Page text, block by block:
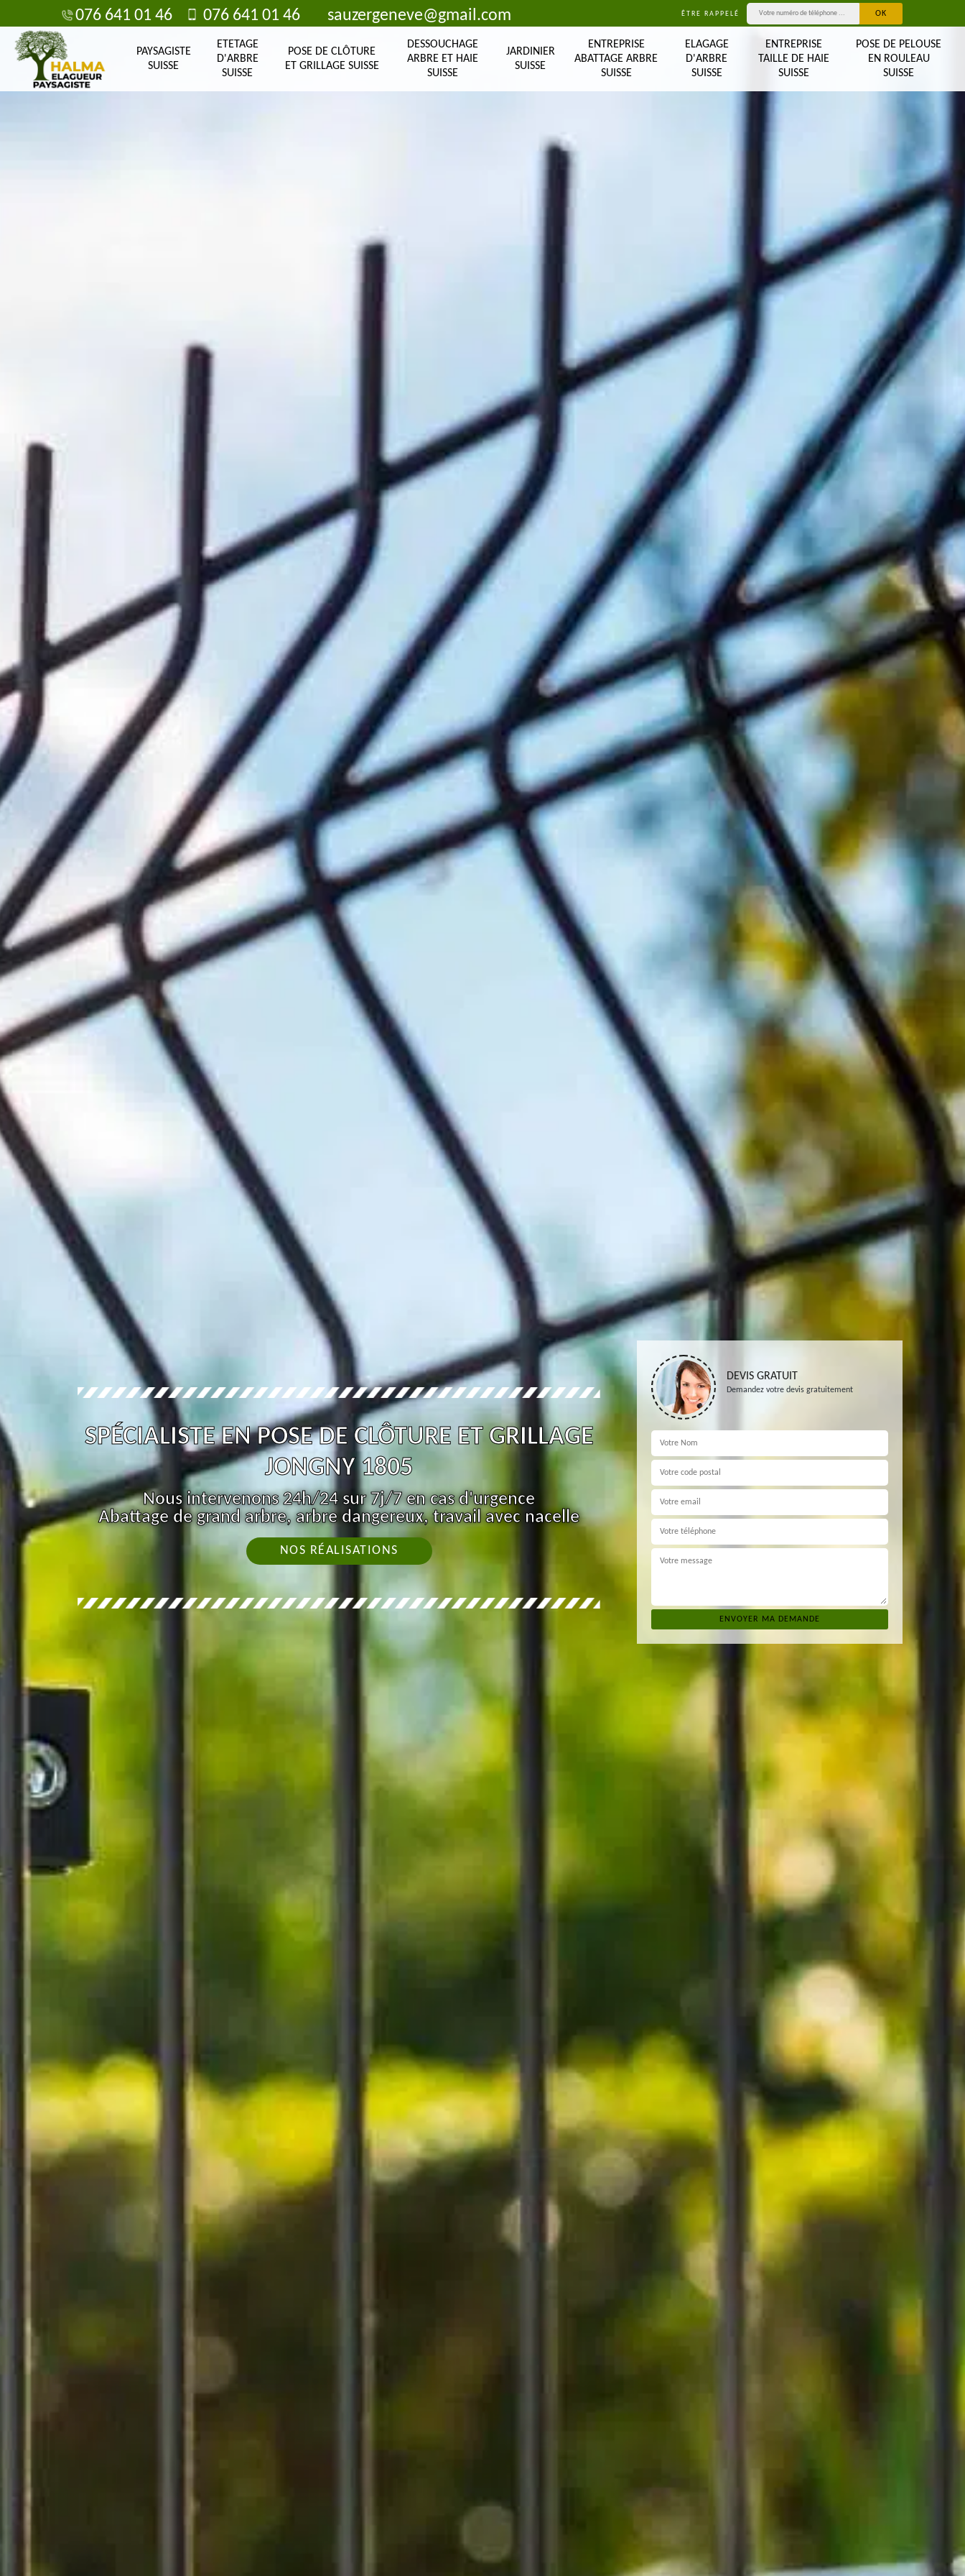
076 641 01 46 076 641 01 46 sauzergeneve@gmail.com ÊTRE RAPPELÉ
PAYSAGISTE
SUISSE
ETETAGE
D'ARBRE
SUISSE
POSE DE CLÔTURE
ET GRILLAGE SUISSE
DESSOUCHAGE
ARBRE ET HAIE
SUISSE
JARDINIER
SUISSE
ENTREPRISE
ABATTAGE ARBRE
SUISSE
ELAGAGE
D'ARBRE
SUISSE
ENTREPRISE
TAILLE DE HAIE
SUISSE
POSE DE PELOUSE
EN ROULEAU
SUISSE
SPÉCIALISTE EN POSE DE CLÔTURE ET GRILLAGE
JONGNY 1805
Nous intervenons 24h/24 sur 7j/7 en cas d'urgence
Abattage de grand arbre, arbre dangereux, travail avec nacelle
NOS RÉALISATIONS
DEVIS GRATUIT
Demandez votre devis gratuitement